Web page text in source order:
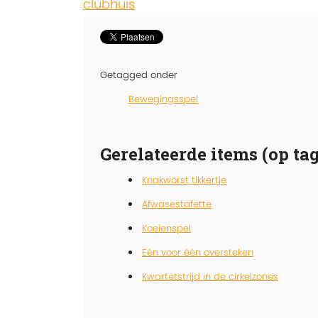
clubhuis
Getagged onder
Bewegingsspel
Gerelateerde items (op
Knakworst tikkertje
Afwasestafette
Koeienspel
Eén voor één oversteken
Kwartetstrijd in de cirkelzones